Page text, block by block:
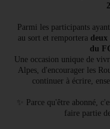
Parmi les participants
au sort et remportera deux
du
Une occasion unique de
Alpes, d'encourager les
continuer à écrire,
✨ Parce qu'être abonné,
faire partie